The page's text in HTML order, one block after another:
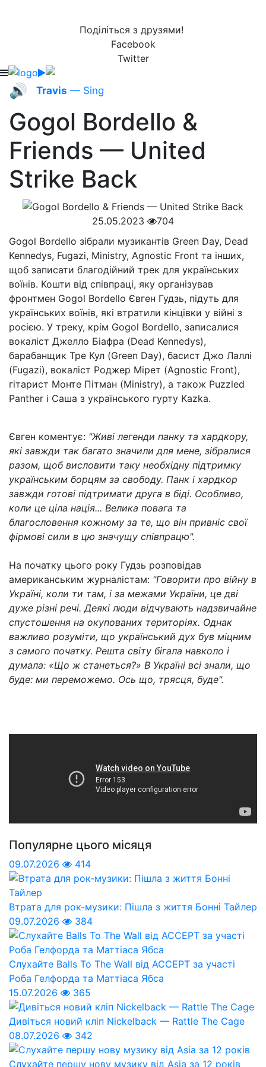
Поділіться з друзями!
Facebook
Twitter
🔊 Travis — Sing
Gogol Bordello &
Friends — United
Strike Back
25.05.2023
704
Gogol Bordello зібрали музикантів Green Day, Dead
Kennedys, Fugazi, Ministry, Agnostic Front та інших,
щоб записати благодійний трек для українських
воїнів. Кошти від співпраці, яку організував
фронтмен Gogol Bordello Євген Гудзь, підуть для
українських воїнів, які втратили кінцівки у війні з
росією. У треку, крім Gogol Bordello, записалися
вокаліст Джелло Біафра (Dead Kennedys),
барабанщик Тре Кул (Green Day), басист Джо Лаллі
(Fugazi), вокаліст Роджер Мірет (Agnostic Front),
гітарист Монте Пітман (Ministry), а також Puzzled
Panther і Саша з українського гурту Kazka.
Євген коментує: "Живі легенди панку та хардкору,
які завжди так багато значили для мене, зібралися
разом, щоб висловити таку необхідну підтримку
українським борцям за свободу. Панк і хардкор
завжди готові підтримати друга в біді. Особливо,
коли це ціла нація... Велика повага та
благословення кожному за те, що він привніс свої
фірмові сили в цю значущу співпрацю".
На початку цього року Гудзь розповідав
американським журналістам: "Говорити про війну в
Україні, коли ти там, і за межами України, це дві
дуже різні речі. Деякі люди відчувають надзвичайне
спустошення на окупованих територіях. Однак
важливо розуміти, що український дух був міцним
з самого початку. Решта світу бігала навколо і
думала: «Що ж станеться?» В Україні всі знали, що
буде: ми переможемо. Ось що, трясця, буде".
Популярне цього місяця
09.07.2026 414
Втрата для рок-музики: Пішла з життя Бонні Тайлер
09.07.2026
384
Слухайте Balls To The Wall від ACCEPT за участі
Роба Гелфорда та Маттіаса Ябса
15.07.2026
365
Дивіться новий кліп Nickelback — Rattle The Cage
08.07.2026
342
Слухайте першу нову музику від Asia за 12 років